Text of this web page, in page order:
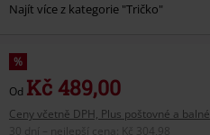
Najít více z kategorie "Tričko"
%
Od Kč 489,00
Ceny včetně DPH, Plus poštovné a balné
30 dní – nejlepší cena
Kč 304,98